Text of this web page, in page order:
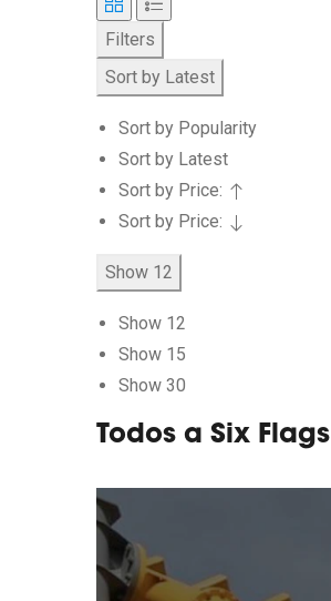
Filters
Sort by Latest
Sort by Popularity
Sort by Latest
Sort by Price:
Sort by Price:
Show 12
Show 12
Show 15
Show 30
Todos a Six Flags